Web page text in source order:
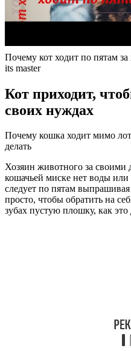
Почему кот ходит по пятам
its master
Кот приходит,
своих нуждах
Почему кошка ходит мимо
делать
Хозяин животного за своими
кошачьей миске нет воды
следует по пятам
просто, чтобы обратить на
зубах пустую плошку, как это